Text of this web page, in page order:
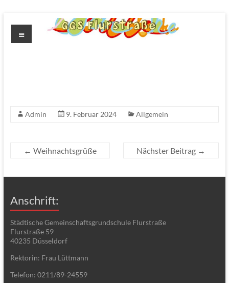
Inhalt
springen
Menü
Admin 9. Februar 2024 Allgemein
← Weihnachtsgrüße Nächster Beitrag →
Anschrift:
Städtische Gemeinschaftsgrundschule Flurstraße
Flurstraße 59
40235 Düsseldorf
Rektorin: Frau Lüttmann
Telefon: 0211/89-24559